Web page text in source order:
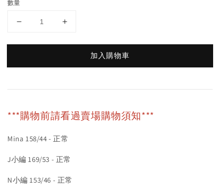
數量
加入購物車
***購物前請看過賣場購物須知***
Mina 158/44 - 正常
J小編 169/53 - 正常
N小編 153/46 - 正常